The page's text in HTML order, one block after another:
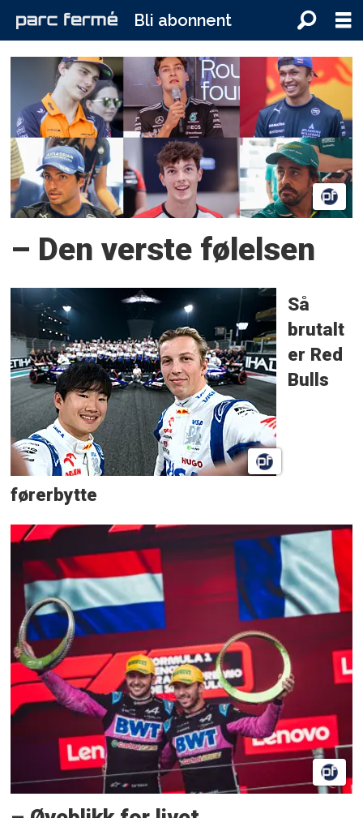
Bli abonnent
Tag:
pierre
gasly
– Den verste følelsen
Så
brutalt
er Red
Bulls
førerbytte